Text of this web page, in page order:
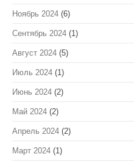
Ноябрь 2024 (6)
Сентябрь 2024 (1)
Август 2024 (5)
Июль 2024 (1)
Июнь 2024 (2)
Май 2024 (2)
Апрель 2024 (2)
Март 2024 (1)